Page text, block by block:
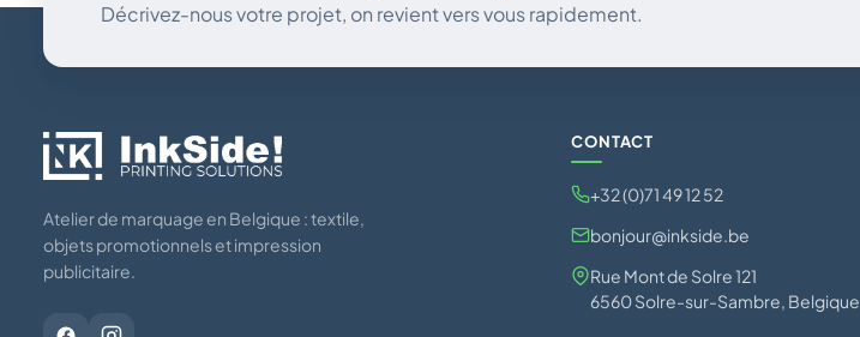
Décrivez-nous votre projet, on revient vers vous rapidement.
Atelier de marquage en Belgique : textile,
objets promotionnels et impression
publicitaire.
CONTACT
+32 (0)71 49 12 52
bonjour@inkside.be
Rue Mont de Solre 121
6560 Solre-sur-Sambre, Belgique